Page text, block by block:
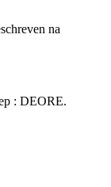
na
: DEORE.